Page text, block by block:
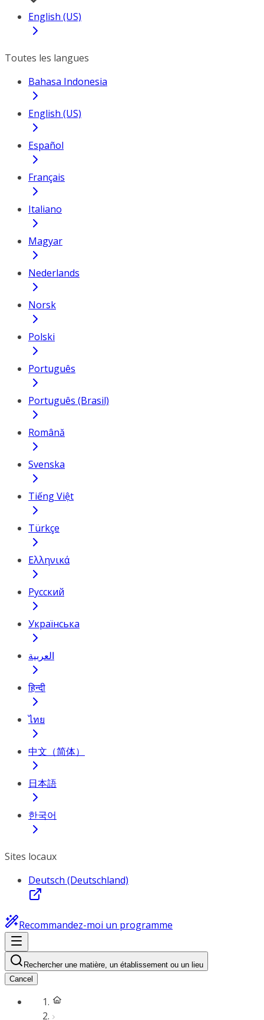
English (US)
Toutes les langues
Bahasa Indonesia
English (US)
Español
Français
Italiano
Magyar
Nederlands
Norsk
Polski
Português
Português (Brasil)
Română
Svenska
Tiếng Việt
Türkçe
Ελληνικά
Русский
Українська
العربية
हिन्दी
ไทย
中文（简体）
日本語
한국어
Sites locaux
Deutsch (Deutschland)
Recommandez-moi un programme
Rechercher une matière, un établissement ou un lieu
Cancel